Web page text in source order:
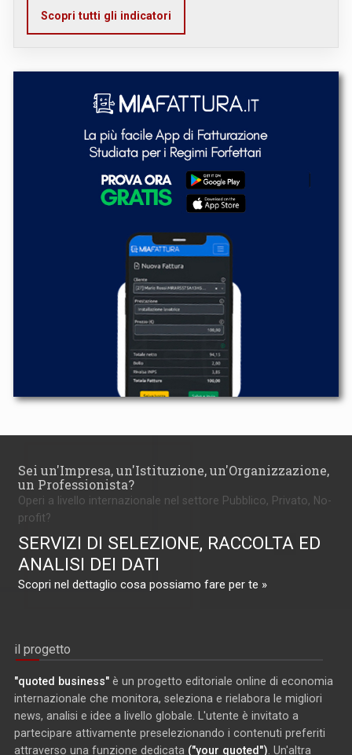
Scopri tutti gli indicatori
Sei un'Impresa, un'Istituzione, un'Organizzazione,
un Professionista?
Operi a livello internazionale nel settore Pubblico, Privato, No-
profit?
SERVIZI DI SELEZIONE, RACCOLTA ED
ANALISI DEI DATI
Scopri nel dettaglio cosa possiamo fare per te »
il progetto
"quoted business" è un progetto editoriale online di economia
internazionale che monitora, seleziona e rielabora le migliori
news, analisi e idee a livello globale. L'utente è invitato a
partecipare attivamente preselezionando i contenuti preferiti
attraverso una funzione dedicata ("your quoted"). Un'altra